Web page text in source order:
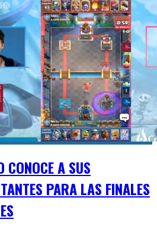
CONOCE A SUS
PARA LAS FINALES